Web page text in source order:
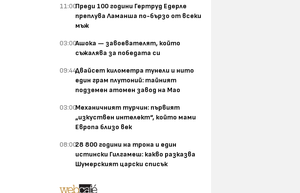
11:00Преди 100 години Гертруд Едерле
преплува Ламанша по-бързо от всеки
мъж
03:00Ашока — завоевателят, който
съжалява за победата си
09:44Двайсет километра тунели и нито
един грам плутоний: тайният
подземен атомен завод на Мао
03:00Механичният турчин: първият
„изкуствен интелект“, който мами
Европа близо век
08:0028 800 години на трона и един
истински Гилгамеш: какво разказва
Шумерският царски списък